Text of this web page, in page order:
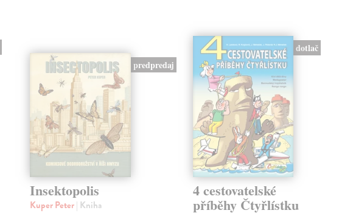
predpredaj
Insektopolis
Kuper Peter| Kniha
dotlač
4 cestovatelské
příběhy Čtyřlístku